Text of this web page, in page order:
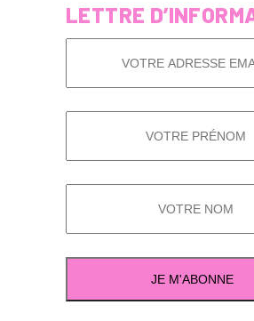
LETTRE